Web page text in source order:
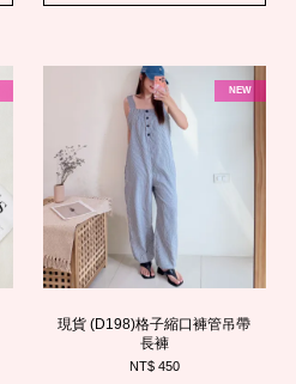
NEW
現貨 (D198)格子縮口褲管吊帶
長褲
NT$ 450